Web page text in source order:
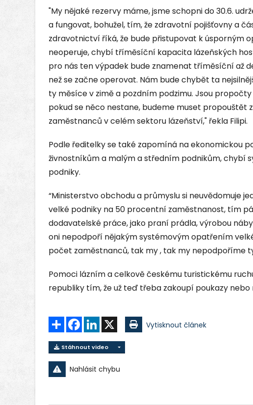
"My nějaké rezervy máme, jsme schopni do 30.6.
a fungovat, bohužel, tím, že zdravotní pojišťovny a
zdravotnictví říká, že bude přistupovat k úsporným
neoperuje, chybí tříměsíční kapacita lázeňských
pro nás ten výpadek bude znamenat tříměsíční až
než se začne operovat. Nám bude chybět ta
ty měsíce v zimě a pozdním podzimu. Jsou
pokud se něco nestane, budeme muset propouštět
zaměstnanců v celém sektoru lázeňství," řekla Filipi.
Podle ředitelky se také zapomíná na ekonomickou
živnostníkům a malým a středním podnikům, chybí
podniky.
“Ministerstvo obchodu a průmyslu si neuvědomuje
velké podniky na 50 procentní zaměstnanost, tím
dodavatelské práce, jako praní prádla, výrobou
oni nepodpoří nějakým systémovým opatřením
počet zaměstnanců, tak my , tak my nepodpoříme
Pomoci lázním a celkově českému turistickému
republiky tím, že už teď třeba zakoupí poukazy
Sdílet FacebookLinkedIn Vytisknout článek
Stáhnout video
Nahlásit chybu